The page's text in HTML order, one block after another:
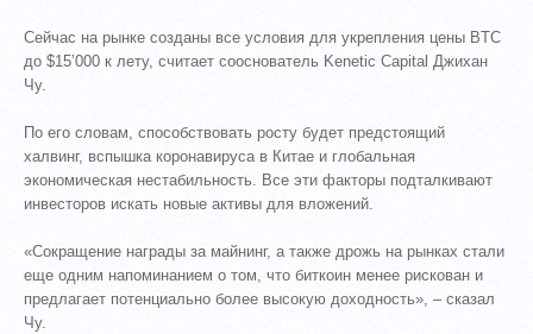
Сейчас на рынке созданы все условия для укрепления цены BTC
до $15’000 к лету, считает сооснователь Kenetic Capital Джихан
Чу.
По его словам, способствовать росту будет предстоящий
халвинг, вспышка коронавируса в Китае и глобальная
экономическая нестабильность. Все эти факторы подталкивают
инвесторов искать новые активы для вложений.
«Сокращение награды за майнинг, а также дрожь на рынках стали
еще одним напоминанием о том, что биткоин менее рискован и
предлагает потенциально более высокую доходность», – сказал
Чу.